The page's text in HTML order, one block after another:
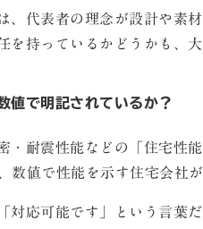
、代表者の理念が設計や素
を持っているかどうかも、
値で明記されているか？
・耐震性能などの「住宅性
数値で性能を示す住宅会社
対応可能です」という言葉